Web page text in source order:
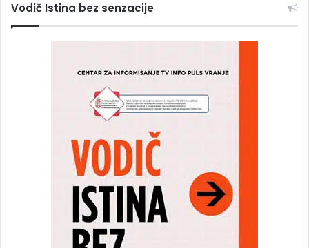
Vodič Istina bez senzacije